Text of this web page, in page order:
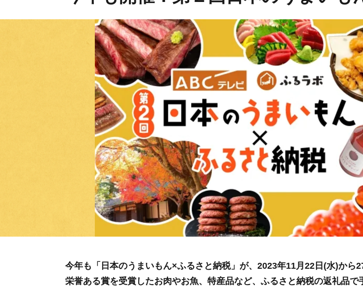
今年も「日本のうまいもん×ふるさと納税」が、2023年11月22日(水)から
栄誉ある賞を受賞したお肉やお魚、特産品など、ふるさと納税の返礼品で